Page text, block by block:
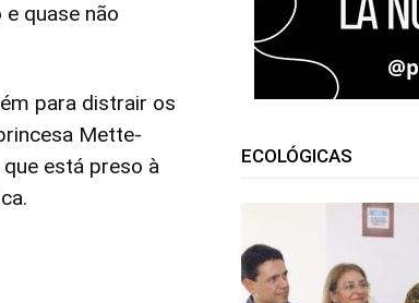
quase não
para distrair os
Mette-
está preso à
ECOLÓGICAS